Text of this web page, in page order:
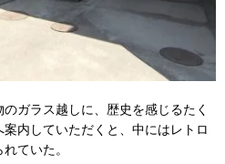
ガラス越しに、歴史を感じるたく
内していただくと、中にはレトロ
ていた。